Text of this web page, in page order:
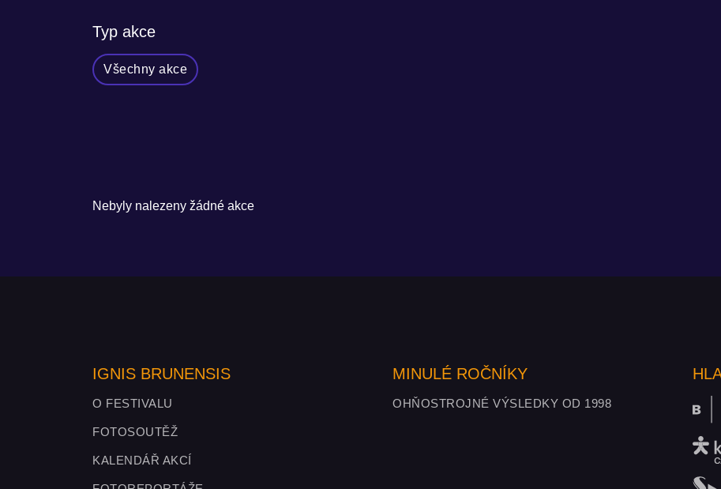
Typ akce
Všechny akce
Nebyly nalezeny žádné akce
IGNIS BRUNENSIS
O FESTIVALU
FOTOSOUTĚŽ
KALENDÁŘ AKCÍ
MINULÉ ROČNÍKY
OHŇOSTROJNÉ VÝSLEDKY OD 1998